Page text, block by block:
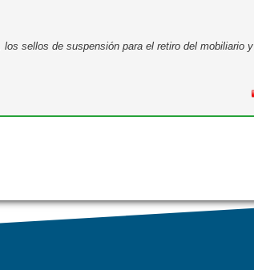
sellos de suspensión para el retiro del mobiliario y